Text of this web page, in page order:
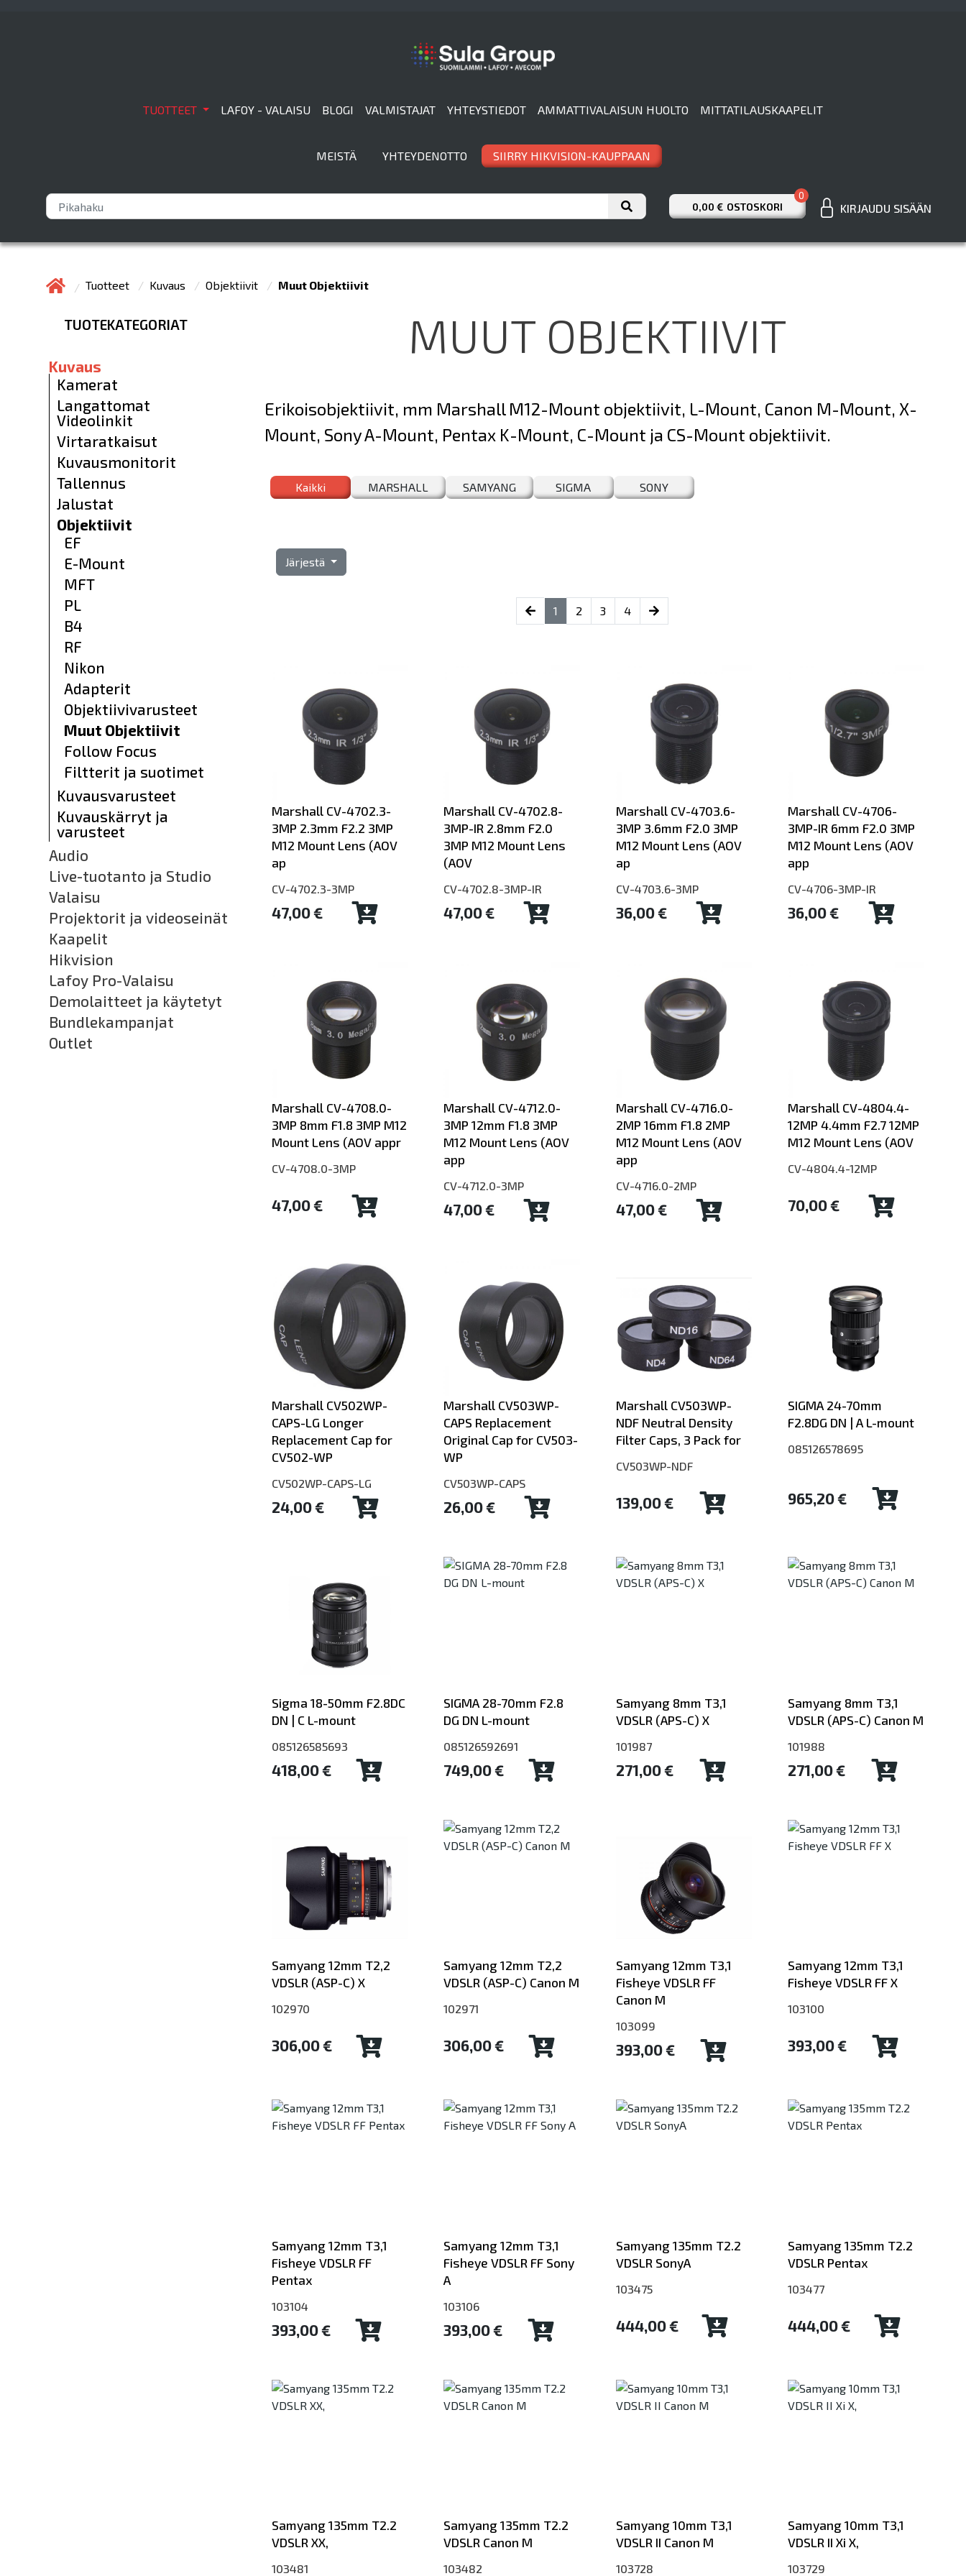
TUOTTEET LAFOY - VALAISU BLOGI VALMISTAJAT YHTEYSTIEDOT AMMATTIVALAISUN HUOLTO MITTATILAUSKAAPELIT
MEISTÄ YHTEYDENOTTO SIIRRY HIKVISION-KAUPPAAN
0,00 € OSTOSKORI
0
KIRJAUDU SISÄÄN
Tuotteet Kuvaus Objektiivit Muut Objektiivit
TUOTEKATEGORIAT
Kuvaus
Kamerat
Langattomat
Videolinkit
Virtaratkaisut
Kuvausmonitorit
Tallennus
Jalustat
Objektiivit
EF
E-Mount
MFT
PL
B4
RF
Nikon
Adapterit
Objektiivivarusteet
Muut Objektiivit
Follow Focus
Filtterit ja suotimet
Kuvausvarusteet
Kuvauskärryt ja
varusteet
Audio
Live-tuotanto ja Studio
Valaisu
Projektorit ja videoseinät
Kaapelit
Hikvision
Lafoy Pro-Valaisu
Demolaitteet ja käytetyt
Bundlekampanjat
Outlet
MUUT OBJEKTIIVIT
Erikoisobjektiivit, mm Marshall M12-Mount objektiivit, L-Mount, Canon M-Mount, X-
Mount, Sony A-Mount, Pentax K-Mount, C-Mount ja CS-Mount objektiivit.
Kaikki MARSHALL SAMYANG SIGMA SONY
Järjestä
1 (current)
2 3 4
Marshall CV-4702.3-
3MP 2.3mm F2.2 3MP
M12 Mount Lens (AOV
ap
CV-4702.3-3MP
47,00 €
Marshall CV-4702.8-
3MP-IR 2.8mm F2.0
3MP M12 Mount Lens
(AOV
CV-4702.8-3MP-IR
47,00 €
Marshall CV-4703.6-
3MP 3.6mm F2.0 3MP
M12 Mount Lens (AOV
ap
CV-4703.6-3MP
36,00 €
Marshall CV-4706-
3MP-IR 6mm F2.0 3MP
M12 Mount Lens (AOV
app
CV-4706-3MP-IR
36,00 €
Marshall CV-4708.0-
3MP 8mm F1.8 3MP M12
Mount Lens (AOV appr
CV-4708.0-3MP
47,00 €
Marshall CV-4712.0-
3MP 12mm F1.8 3MP
M12 Mount Lens (AOV
app
CV-4712.0-3MP
47,00 €
Marshall CV-4716.0-
2MP 16mm F1.8 2MP
M12 Mount Lens (AOV
app
CV-4716.0-2MP
47,00 €
Marshall CV-4804.4-
12MP 4.4mm F2.7 12MP
M12 Mount Lens (AOV
CV-4804.4-12MP
70,00 €
Marshall CV502WP-
CAPS-LG Longer
Replacement Cap for
CV502-WP
CV502WP-CAPS-LG
24,00 €
Marshall CV503WP-
CAPS Replacement
Original Cap for CV503-
WP
CV503WP-CAPS
26,00 €
Marshall CV503WP-
NDF Neutral Density
Filter Caps, 3 Pack for
CV503WP-NDF
139,00 €
SIGMA 24-70mm
F2.8DG DN | A L-mount
085126578695
965,20 €
Sigma 18-50mm F2.8DC
DN | C L-mount
085126585693
418,00 €
SIGMA 28-70mm F2.8
DG DN L-mount
085126592691
749,00 €
Samyang 8mm T3,1
VDSLR (APS-C) X
101987
271,00 €
Samyang 8mm T3,1
VDSLR (APS-C) Canon M
101988
271,00 €
Samyang 12mm T2,2
VDSLR (ASP-C) X
102970
306,00 €
Samyang 12mm T2,2
VDSLR (ASP-C) Canon M
102971
306,00 €
Samyang 12mm T3,1
Fisheye VDSLR FF
Canon M
103099
393,00 €
Samyang 12mm T3,1
Fisheye VDSLR FF X
103100
393,00 €
Samyang 12mm T3,1
Fisheye VDSLR FF
Pentax
103104
393,00 €
Samyang 12mm T3,1
Fisheye VDSLR FF Sony
A
103106
393,00 €
Samyang 135mm T2.2
VDSLR SonyA
103475
444,00 €
Samyang 135mm T2.2
VDSLR Pentax
103477
444,00 €
Samyang 135mm T2.2
VDSLR XX,
103481
Samyang 135mm T2.2
VDSLR Canon M
103482
Samyang 10mm T3,1
VDSLR II Canon M
103728
Samyang 10mm T3,1
VDSLR II Xi X,
103729